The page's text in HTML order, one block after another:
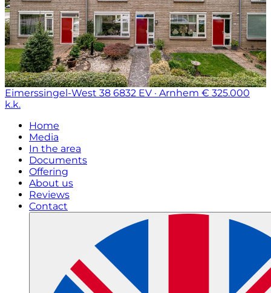
Eimerssingel-West 38 6832 EV · Arnhem € 325.000
k.k.
Home
Media
In the area
Documents
Offering
About us
Reviews
Contact